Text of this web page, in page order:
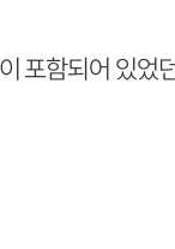
포함되어 있었